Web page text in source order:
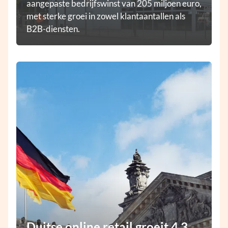
aangepaste bedrijfswinst van 205 miljoen euro,
met sterke groei in zowel klantaantallen als
B2B-diensten.